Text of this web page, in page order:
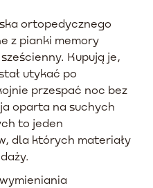
ortopedycznego
z pianki memory
Kupują je,
utykać po
przespać noc bez
oparta na suchych
to jeden
dla których materiały